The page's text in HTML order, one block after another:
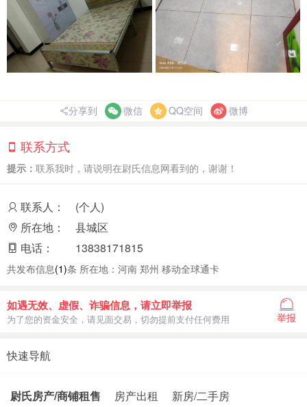
分享到 微信 QQ空间 微博
联系方式
提示： 联系我时，请说明在尉氏信息网看到的，谢谢！
联系人：
(个人)
所在地：
县城区
电话：
13838171815
共发布信息(1)条 所在地：河南 郑州 移动全球通卡
如遇无效、虚假、诈骗信息，请立即举报
为了您的资金安全，请见面交易，切勿提前支付任何费用 举报
快速导航
尉氏房产/商铺租售 房产出租
新房/二手房